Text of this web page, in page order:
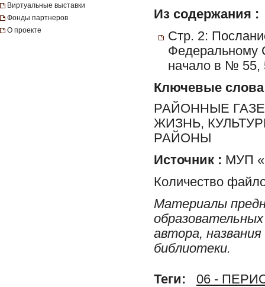
Виртуальные выставки
Фонды партнеров
О проекте
Из содержания :
Стр. 2:
Федеральному
начало в № 55,
Ключевые слова
РАЙОННЫЕ
ЖИЗНЬ,
РАЙОНЫ
Источник : МУП
Количество
Материалы
автора,
библиотеки.
Теги:
06 -